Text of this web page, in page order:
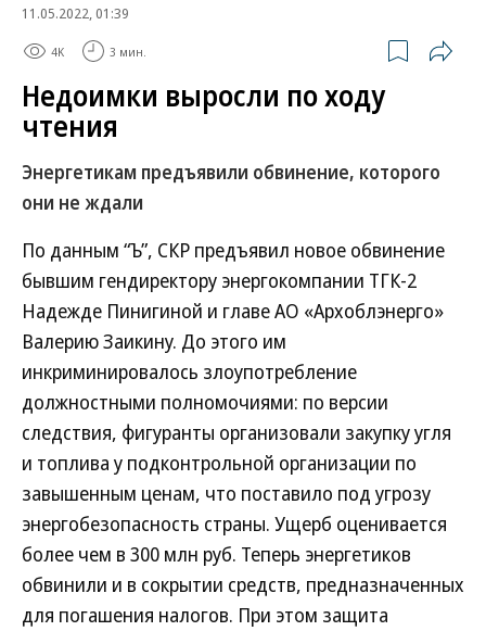
11.05.2022, 01:39
4K 3 мин.
Недоимки выросли по ходу
чтения
Энергетикам предъявили обвинение, которого
они не ждали
По данным “Ъ”, СКР предъявил новое обвинение
бывшим гендиректору энергокомпании ТГК-2
Надежде Пинигиной и главе АО «Архоблэнерго»
Валерию Заикину. До этого им
инкриминировалось злоупотребление
должностными полномочиями: по версии
следствия, фигуранты организовали закупку угля
и топлива у подконтрольной организации по
завышенным ценам, что поставило под угрозу
энергобезопасность страны. Ущерб оценивается
более чем в 300 млн руб. Теперь энергетиков
обвинили и в сокрытии средств, предназначенных
для погашения налогов. При этом защита